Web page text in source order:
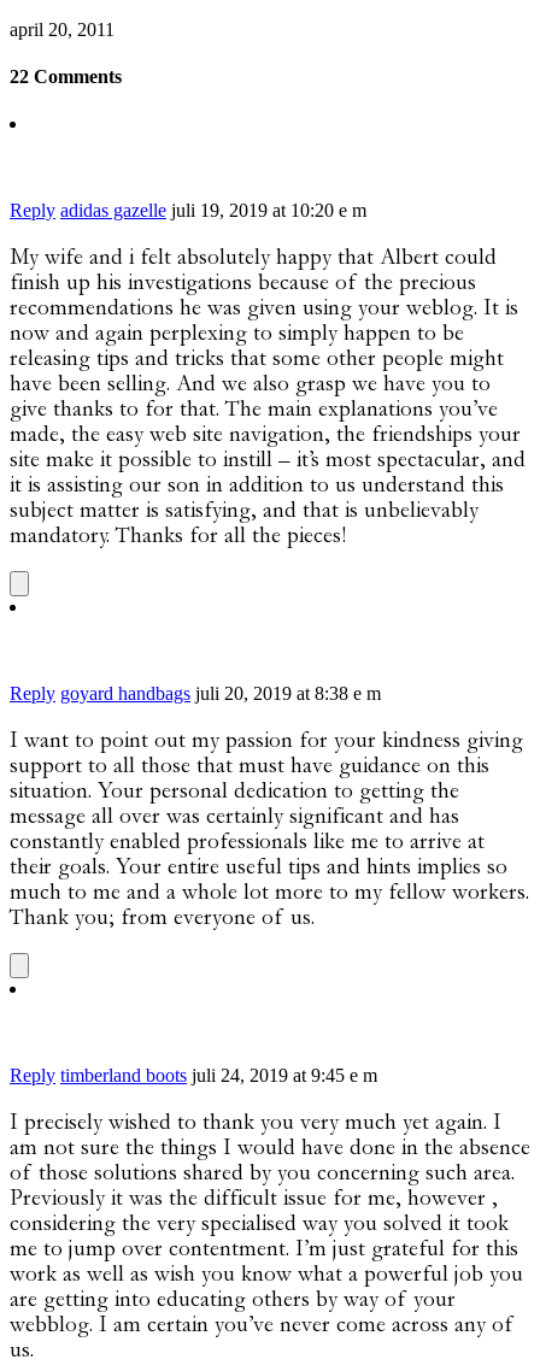
april 20, 2011
22 Comments
Reply adidas gazelle juli 19, 2019 at 10:20 e m
My wife and i felt absolutely happy that Albert could
finish up his investigations because of the precious
recommendations he was given using your weblog. It is
now and again perplexing to simply happen to be
releasing tips and tricks that some other people might
have been selling. And we also grasp we have you to
give thanks to for that. The main explanations you’ve
made, the easy web site navigation, the friendships your
site make it possible to instill – it’s most spectacular, and
it is assisting our son in addition to us understand this
subject matter is satisfying, and that is unbelievably
mandatory. Thanks for all the pieces!
Reply goyard handbags juli 20, 2019 at 8:38 e m
I want to point out my passion for your kindness giving
support to all those that must have guidance on this
situation. Your personal dedication to getting the
message all over was certainly significant and has
constantly enabled professionals like me to arrive at
their goals. Your entire useful tips and hints implies so
much to me and a whole lot more to my fellow workers.
Thank you; from everyone of us.
Reply timberland boots juli 24, 2019 at 9:45 e m
I precisely wished to thank you very much yet again. I
am not sure the things I would have done in the absence
of those solutions shared by you concerning such area.
Previously it was the difficult issue for me, however ,
considering the very specialised way you solved it took
me to jump over contentment. I’m just grateful for this
work as well as wish you know what a powerful job you
are getting into educating others by way of your
webblog. I am certain you’ve never come across any of
us.